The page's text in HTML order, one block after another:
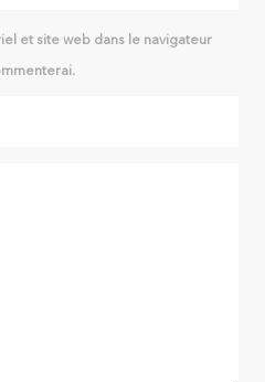
et site web dans le navigateur